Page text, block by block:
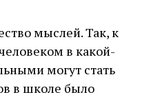
мыслей. Так, к
в какой-
могут стать
в школе было